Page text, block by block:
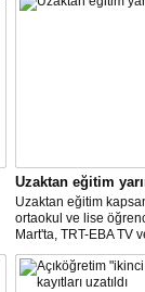
Uzaktan eğitim
Uzaktan eğitim
ortaokul ve lise
Mart'ta, TRT-EBA TV
Ağı (EBA) üzerinden
görecek.Yaklaşık 18
eğitim sürecine ekran